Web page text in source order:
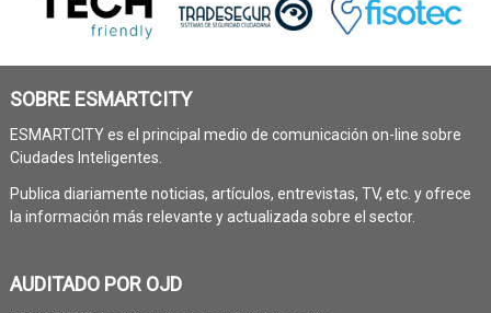
SOBRE ESMARTCITY
ESMARTCITY es el principal medio de comunicación on-line sobre
Ciudades Inteligentes.
Publica diariamente noticias, artículos, entrevistas, TV, etc. y ofrece
la información más relevante y actualizada sobre el sector.
AUDITADO POR OJD